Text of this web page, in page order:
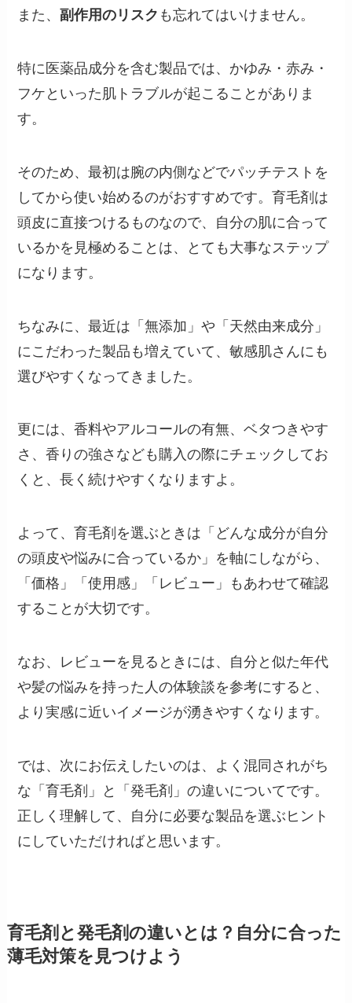
また、副作用のリスク も忘れてはいけません。
特に医薬品成分を含む製品では、かゆみ・赤み・
フケといった肌トラブルが起こることがありま
す。
そのため、最初は腕の内側などでパッチテストを
してから使い始めるのがおすすめです。育毛剤は
頭皮に直接つけるものなので、自分の肌に合って
いるかを見極めることは、とても大事なステップ
になります。
ちなみに、最近は「無添加」や「天然由来成分」
にこだわった製品も増えていて、敏感肌さんにも
選びやすくなってきました。
更には、香料やアルコールの有無、ベタつきやす
さ、香りの強さなども購入の際にチェックしてお
くと、長く続けやすくなりますよ。
よって、育毛剤を選ぶときは「どんな成分が自分
の頭皮や悩みに合っているか」を軸にしながら、
「価格」「使用感」「レビュー」もあわせて確認
することが大切です。
なお、レビューを見るときには、自分と似た年代
や髪の悩みを持った人の体験談を参考にすると、
より実感に近いイメージが湧きやすくなります。
では、次にお伝えしたいのは、よく混同されがち
な「育毛剤」と「発毛剤」の違いについてです。
正しく理解して、自分に必要な製品を選ぶヒント
にしていただければと思います。
育毛剤と発毛剤の違いとは？自分に合った
薄毛対策を見つけよう